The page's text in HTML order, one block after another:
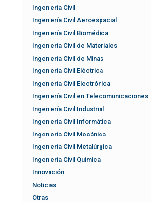
Ingeniería Civil
Ingeniería Civil Aeroespacial
Ingeniería Civil Biomédica
Ingeniería Civil de Materiales
Ingeniería Civil de Minas
Ingeniería Civil Eléctrica
Ingeniería Civil Electrónica
Ingeniería Civil en Telecomunicaciones
Ingeniería Civil Industrial
Ingeniería Civil Informática
Ingeniería Civil Mecánica
Ingeniería Civil Metalúrgica
Ingeniería Civil Química
Innovación
Noticias
Otras